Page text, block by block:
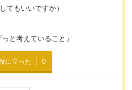
てもいいですか）
と考えていること」
に立った 0